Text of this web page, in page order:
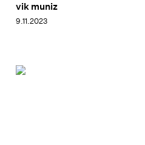
vik muniz
9.11.2023